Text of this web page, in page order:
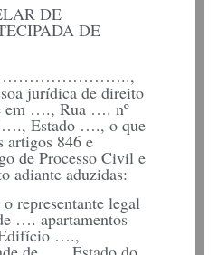
DE
DE
jurídica de direito
em …., Rua …. nº
Estado …., o que
artigos 846 e
de Processo Civil e
adiante aduzidas:
representante legal
…. apartamentos
Edifício ….,